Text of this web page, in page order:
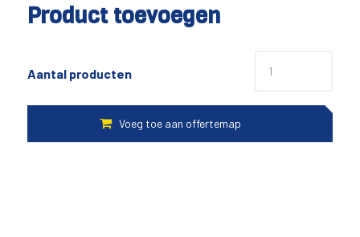
Product toevoegen
Aantal producten